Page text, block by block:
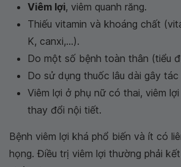
Viêm lợi, viêm quanh răng.
Thiếu vitamin và khoáng chất
K, canxi,...).
Do một số bệnh toàn thân (tiểu
Do sử dụng thuốc lâu dài gây tác
Viêm lợi ở phụ nữ có thai, viêm
thay đổi nội tiết.
Bệnh viêm lợi khá phổ biến và ít có
họng. Điều trị viêm lợi thường phải